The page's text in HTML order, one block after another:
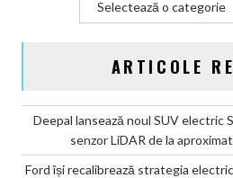
ARTICOLE
Deepal lansează noul SUV electric
senzor LiDAR de la
Ford își recalibrează strategia